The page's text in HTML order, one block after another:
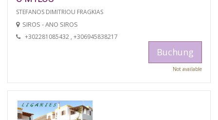
STEFANOS DIMITRIOU FRAGKIAS
SIROS - ANO SIROS
+302281085432 , +306945838217
Buchung
Not available